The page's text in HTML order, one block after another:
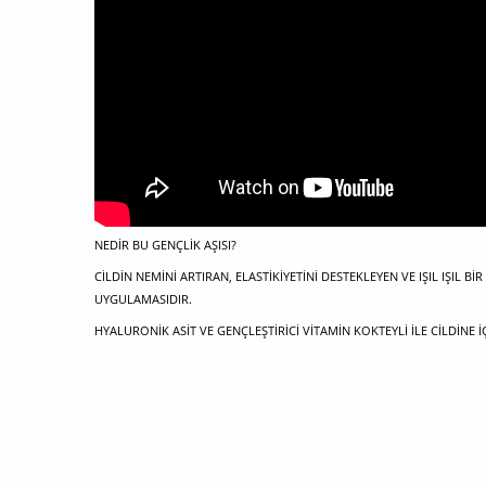
NEDIR BU GENÇLIK AŞISI?
CILDIN NEMINI ARTIRAN, ELASTIKIYETINI DESTEKLEYEN VE IŞIL IŞIL
UYGULAMASIDIR.
HYALURONIK ASIT VE GENÇLEŞTIRICI VITAMIN KOKTEYLI ILE CILDINE